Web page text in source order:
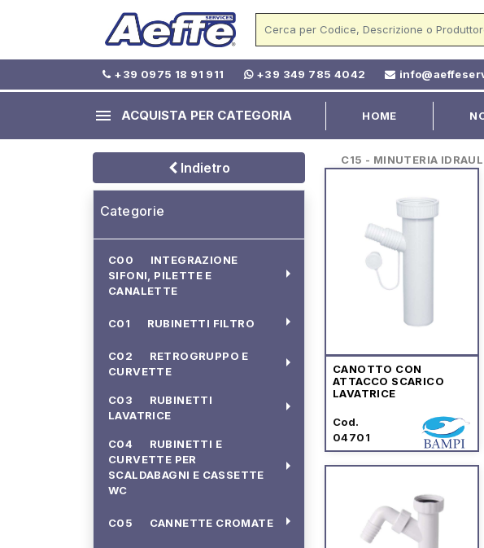
+39 0975 18 91 911 +39 349 785 4042
menu ACQUISTA PER CATEGORIA HOME
Indietro
Categorie
C00 INTEGRAZIONE
SIFONI, PILETTE E
CANALETTE
arrow_right
C01 RUBINETTI FILTRO arrow_right
C02 RETROGRUPPO E
CURVETTE
arrow_right
C03 RUBINETTI
LAVATRICE
arrow_right
C04 RUBINETTI E
CURVETTE PER
SCALDABAGNI E CASSETTE
WC
arrow_right
C05 CANNETTE CROMATE arrow_right
C15 - MINUTERIA
CANOTTO CON
ATTACCO SCARICO
LAVATRICE
Cod.
04701